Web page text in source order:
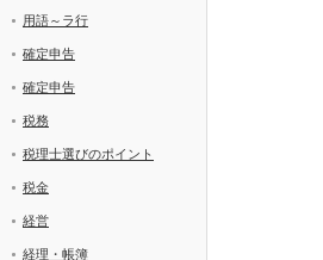
用語～ラ行
確定申告
確定申告
税務
税理士選びのポイント
税金
経営
経理・帳簿